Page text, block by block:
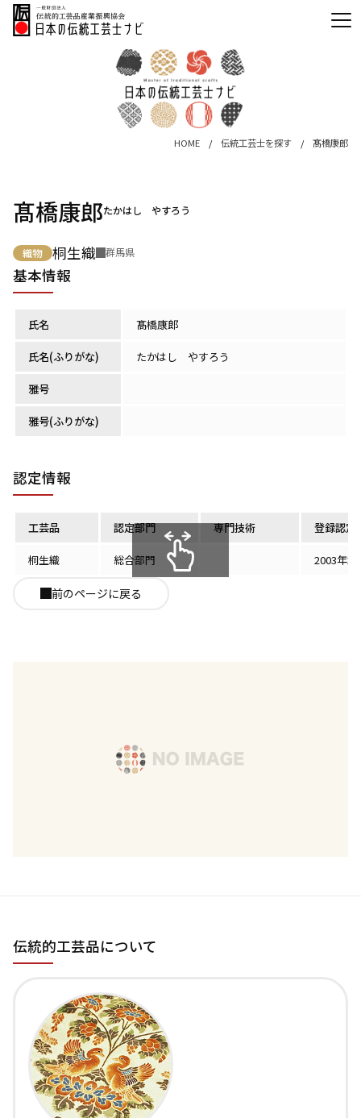
HOME 伝統工芸士を探す 髙橋康郎
髙橋康郎たかはし やすろう
織物 桐生織 群馬県
基本情報
氏名 髙橋康郎
氏名(ふりがな) たかはし やすろう
雅号
雅号(ふりがな)
認定情報
工芸品 認定部門 専門技術 登録認定
桐生織 総合部門 2003年2
前のページに戻る
伝統的工芸品について